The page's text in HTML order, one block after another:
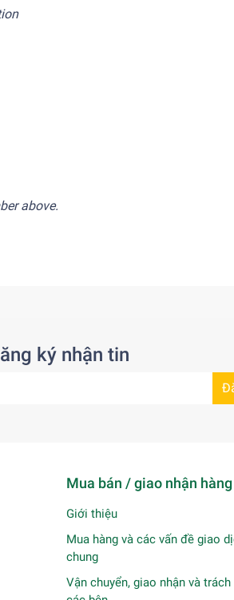
above.
ký nhận tin
Mua bán / giao nhận hàng
Giới thiệu
Mua hàng và các vấn đề giao
chung
Vận chuyển, giao nhận và